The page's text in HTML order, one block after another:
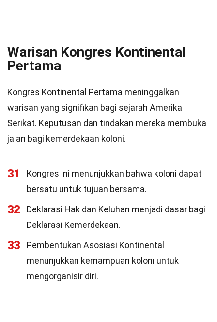
Warisan Kongres Kontinental
Pertama
Kongres Kontinental Pertama meninggalkan
warisan yang signifikan bagi sejarah Amerika
Serikat. Keputusan dan tindakan mereka membuka
jalan bagi kemerdekaan koloni.
31
Kongres ini menunjukkan bahwa koloni dapat
bersatu untuk tujuan bersama.
32
Deklarasi Hak dan Keluhan menjadi dasar bagi
Deklarasi Kemerdekaan.
33
Pembentukan Asosiasi Kontinental
menunjukkan kemampuan koloni untuk
mengorganisir diri.